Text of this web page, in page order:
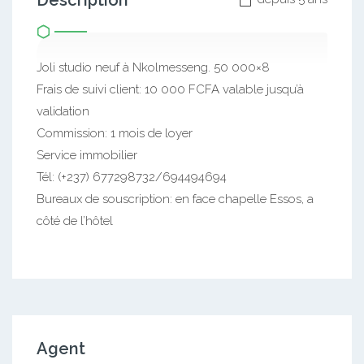
Joli studio neuf à Nkolmesseng. 50 000×8
Frais de suivi client: 10 000 FCFA valable jusqu’à
validation
Commission: 1 mois de loyer
Service immobilier
Tél: (+237) 677298732/694494694
Bureaux de souscription: en face chapelle Essos, a
côté de l’hôtel
Agent